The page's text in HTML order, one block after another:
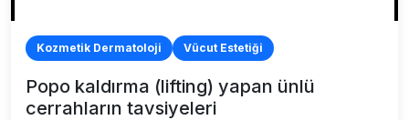
Kozmetik Dermatoloji Vücut Estetiği
Popo kaldırma (lifting) yapan ünlü
cerrahların tavsiyeleri